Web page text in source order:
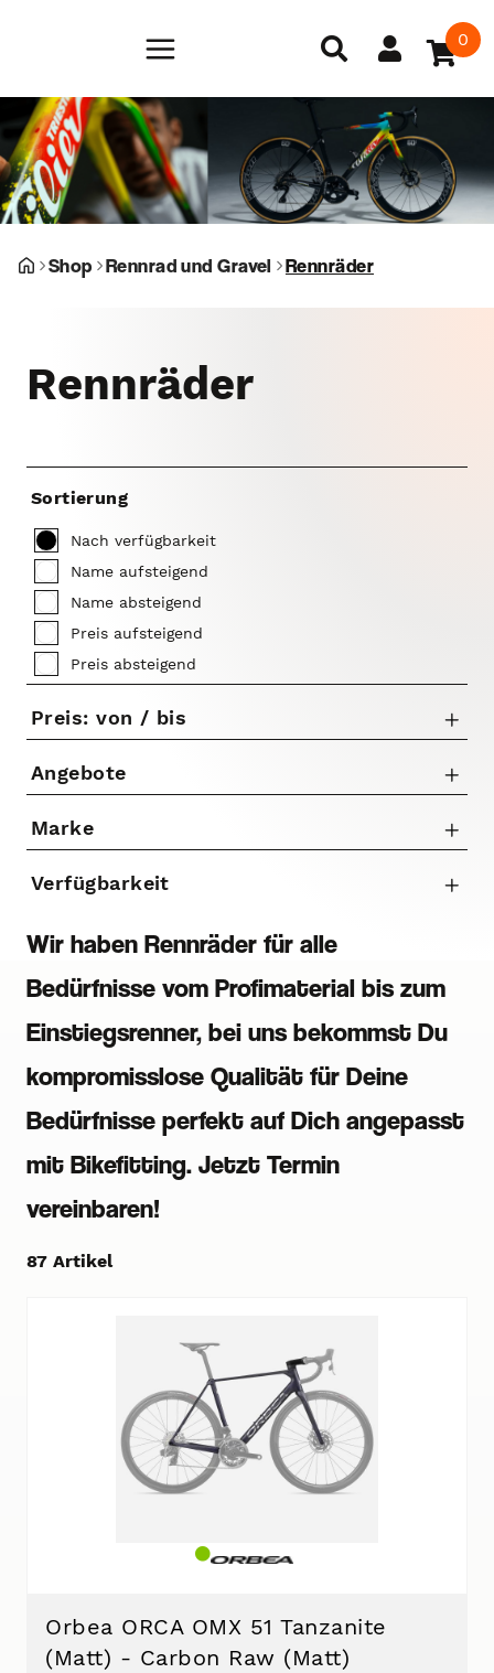
0
Shop Rennrad und Gravel Rennräder
Rennräder
Sortierung
Nach verfügbarkeit
Name aufsteigend
Name absteigend
Preis aufsteigend
Preis absteigend
Preis: von / bis
Angebote
Nur Angebote anzeigen
Marke
Colnago
Wilier
Verfügbarkeit
Wir haben Rennräder für alle
Bedürfnisse vom Profimaterial bis zum
Einstiegsrenner, bei uns bekommst Du
kompromisslose Qualität für Deine
Bedürfnisse perfekt auf Dich angepasst
mit Bikefitting. Jetzt Termin
vereinbaren!
87 Artikel
Orbea ORCA OMX 51 Tanzanite
(Matt) - Carbon Raw (Matt)